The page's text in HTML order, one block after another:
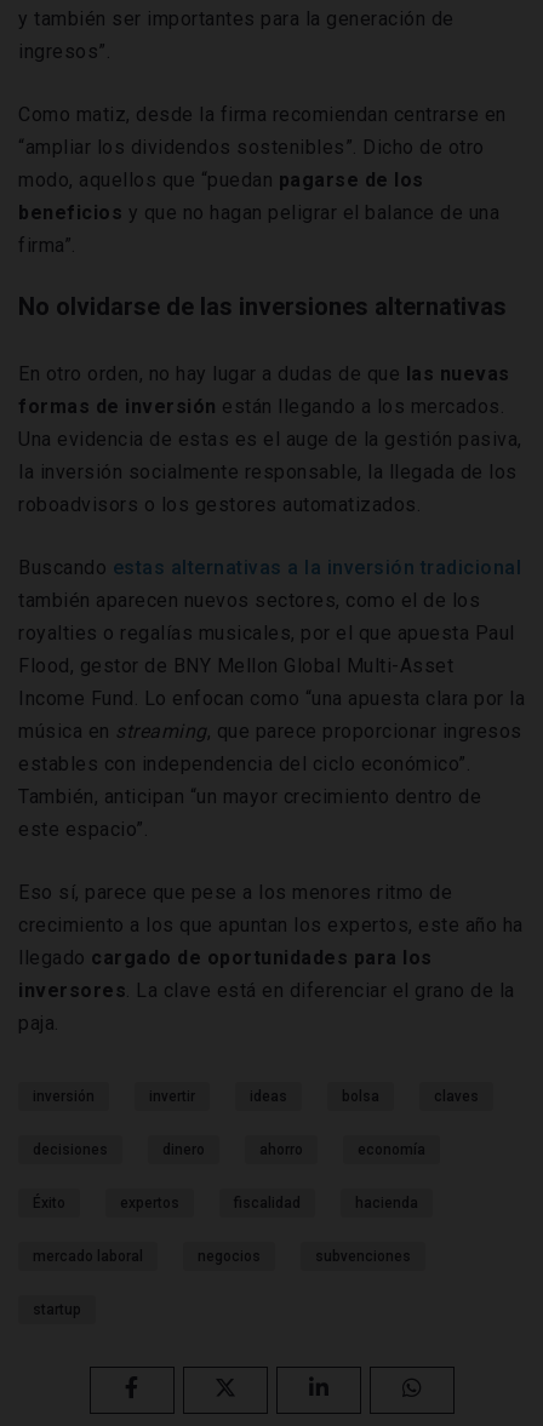
y también ser importantes para la generación de
ingresos”.
Como matiz, desde la firma recomiendan centrarse en
“ampliar los dividendos sostenibles”. Dicho de otro
modo, aquellos que “puedan pagarse de los
beneficios y que no hagan peligrar el balance de una
firma”.
No olvidarse de las inversiones alternativas
En otro orden, no hay lugar a dudas de que las nuevas
formas de inversión están llegando a los mercados.
Una evidencia de estas es el auge de la gestión pasiva,
la inversión socialmente responsable, la llegada de los
roboadvisors o los gestores automatizados.
Buscando estas alternativas a la inversión tradicional
también aparecen nuevos sectores, como el de los
royalties o regalías musicales, por el que apuesta Paul
Flood, gestor de BNY Mellon Global Multi-Asset
Income Fund. Lo enfocan como “una apuesta clara por la
música en streaming, que parece proporcionar ingresos
estables con independencia del ciclo económico”.
También, anticipan “un mayor crecimiento dentro de
este espacio”.
Eso sí, parece que pese a los menores ritmo de
crecimiento a los que apuntan los expertos, este año ha
llegado cargado de oportunidades para los
inversores. La clave está en diferenciar el grano de la
paja.
inversión invertir ideas bolsa claves
decisiones dinero ahorro economía
Éxito expertos fiscalidad hacienda
mercado laboral negocios subvenciones
startup